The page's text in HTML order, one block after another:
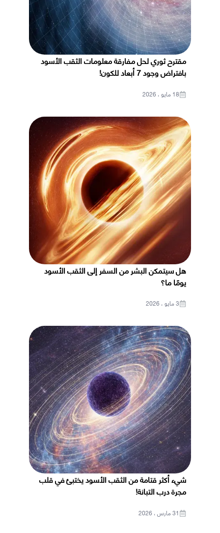
مقترح ثوري لحل مفارقة معلومات الثقب الأسود
بافتراض وجود 7 أبعاد للكون!
18 مايو ، 2026
هل سيتمكن البشر من السفر إلى الثقب الأسود
يومًا ما؟
3 مايو ، 2026
شيء أكثر قتامة من الثقب الأسود يختبئ في قلب
مجرة درب التبانة!
31 مارس ، 2026